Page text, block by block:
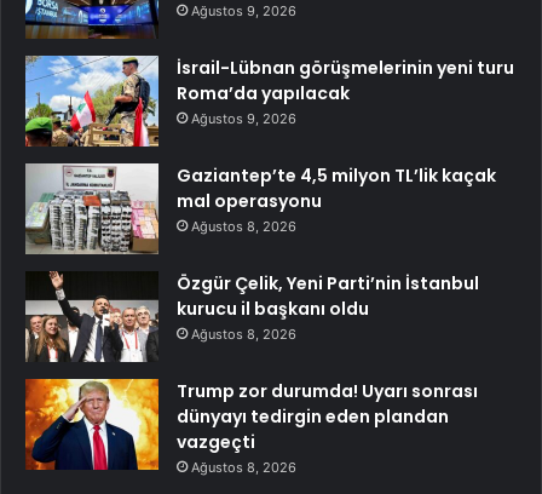
Ağustos 9, 2026
İsrail-Lübnan görüşmelerinin yeni turu
Roma’da yapılacak
Ağustos 9, 2026
Gaziantep’te 4,5 milyon TL’lik kaçak
mal operasyonu
Ağustos 8, 2026
Özgür Çelik, Yeni Parti’nin İstanbul
kurucu il başkanı oldu
Ağustos 8, 2026
Trump zor durumda! Uyarı sonrası
dünyayı tedirgin eden plandan
vazgeçti
Ağustos 8, 2026